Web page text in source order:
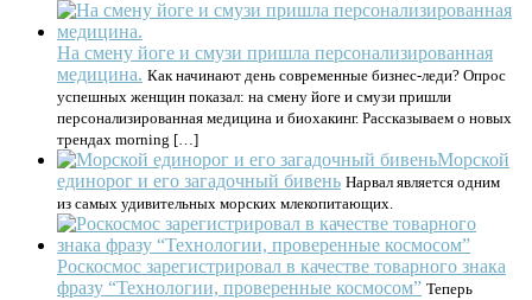
На смену йоге и смузи пришла персонализированная
медицина. Как начинают день современные бизнес-леди? Опрос
успешных женщин показал: на смену йоге и смузи пришли
персонализированная медицина и биохакинг. Рассказываем о новых
трендах morning […]
Морской
единорог и его загадочный бивень Нарвал является одним
из самых удивительных морских млекопитающих.
Роскосмос зарегистрировал в качестве товарного знака
фразу “Технологии, проверенные космосом” Теперь